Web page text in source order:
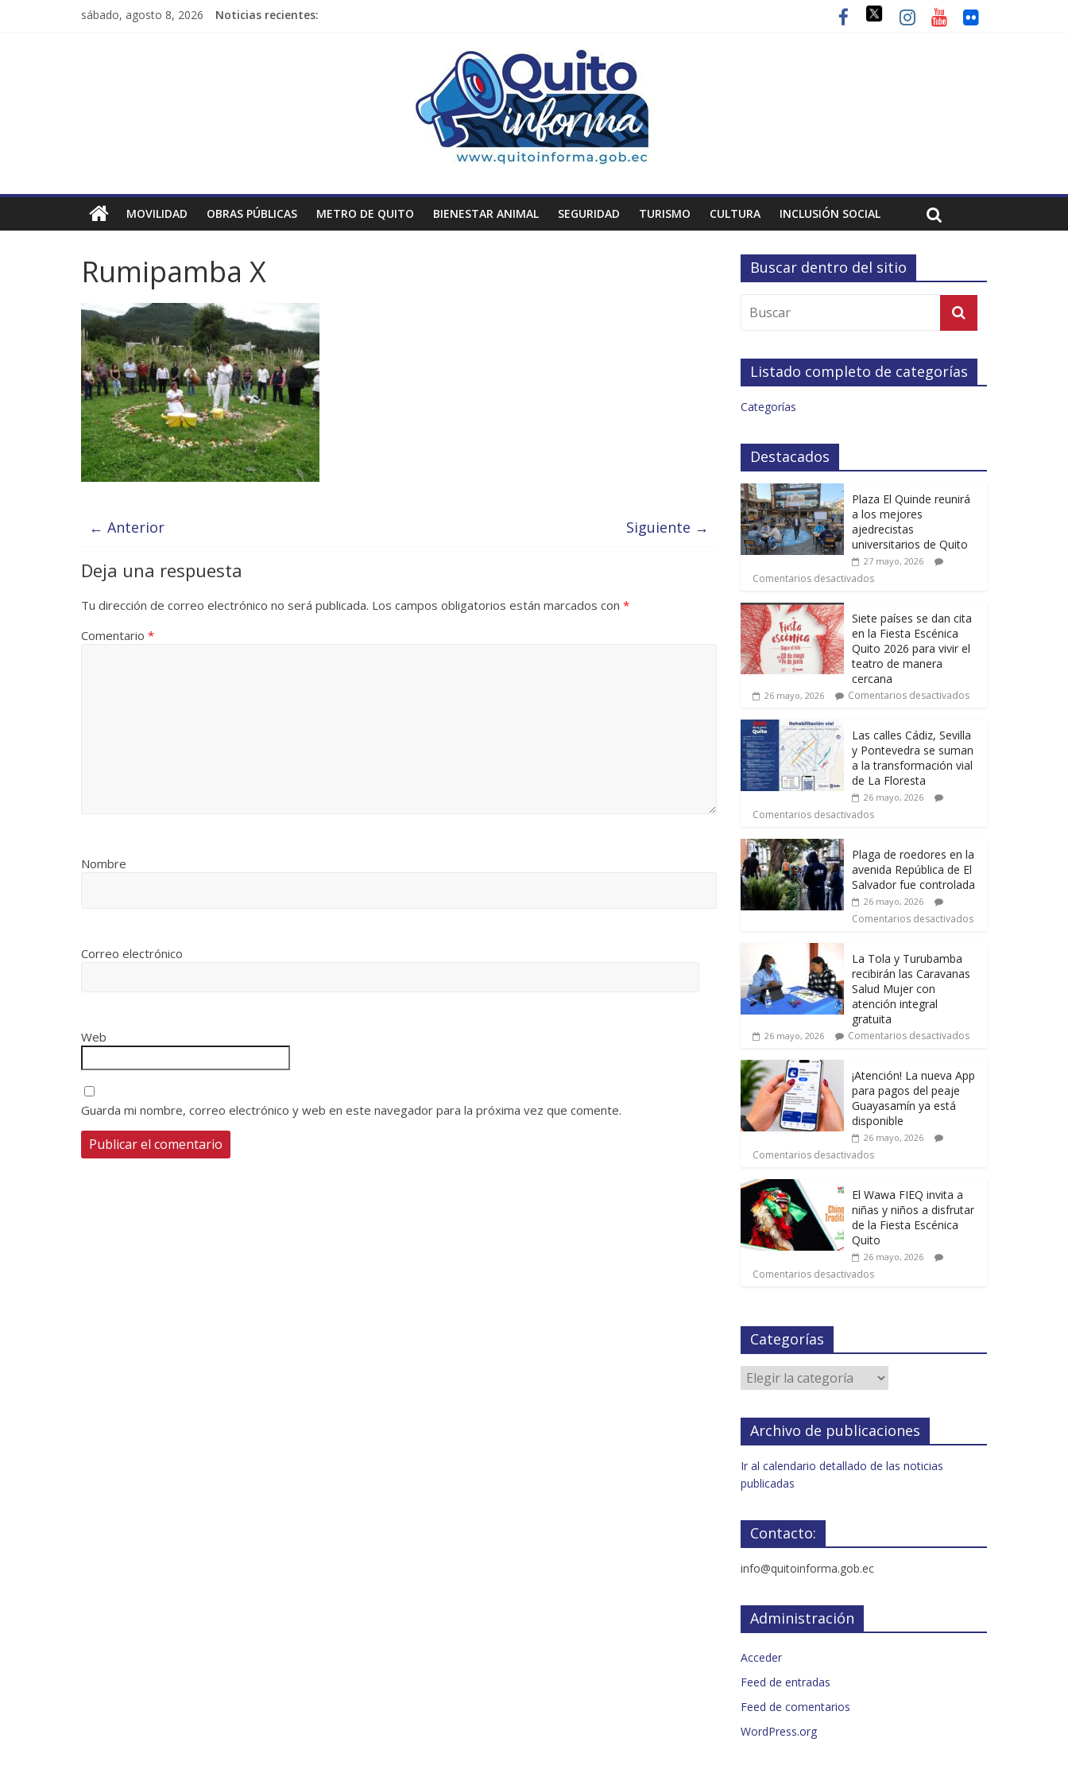
sábado, agosto 8, 2026 Noticias recientes:
MOVILIDAD OBRAS PÚBLICAS METRO DE QUITO BIENESTAR ANIMAL SEGURIDAD TURISMO CULTURA INCLUSIÓN SOCIAL
Rumipamba X
← Anterior Siguiente →
Deja una respuesta
Tu dirección de correo electrónico no será publicada. Los campos obligatorios están marcados con *
Comentario *
Nombre
Correo electrónico
Web
Guarda mi nombre, correo electrónico y web en este navegador para la próxima vez que comente.
Buscar dentro del sitio
Listado completo de categorías
Categorías
Destacados
Plaza El Quinde reunirá
a los mejores
ajedrecistas
universitarios de Quito
27 mayo, 2026
Comentarios desactivados
Siete países se dan cita
en la Fiesta Escénica
Quito 2026 para vivir el
teatro de manera
cercana
26 mayo, 2026 Comentarios desactivados
Las calles Cádiz, Sevilla
y Pontevedra se suman
a la transformación vial
de La Floresta
26 mayo, 2026
Comentarios desactivados
Plaga de roedores en la
avenida República de El
Salvador fue controlada
26 mayo, 2026
Comentarios desactivados
La Tola y Turubamba
recibirán las Caravanas
Salud Mujer con
atención integral
gratuita
26 mayo, 2026 Comentarios desactivados
¡Atención! La nueva App
para pagos del peaje
Guayasamín ya está
disponible
26 mayo, 2026
Comentarios desactivados
El Wawa FIEQ invita a
niñas y niños a disfrutar
de la Fiesta Escénica
Quito
26 mayo, 2026
Comentarios desactivados
Categorías
Archivo de publicaciones
Ir al calendario detallado de las noticias
publicadas
Contacto:
info@quitoinforma.gob.ec
Administración
Acceder
Feed de entradas
Feed de comentarios
WordPress.org